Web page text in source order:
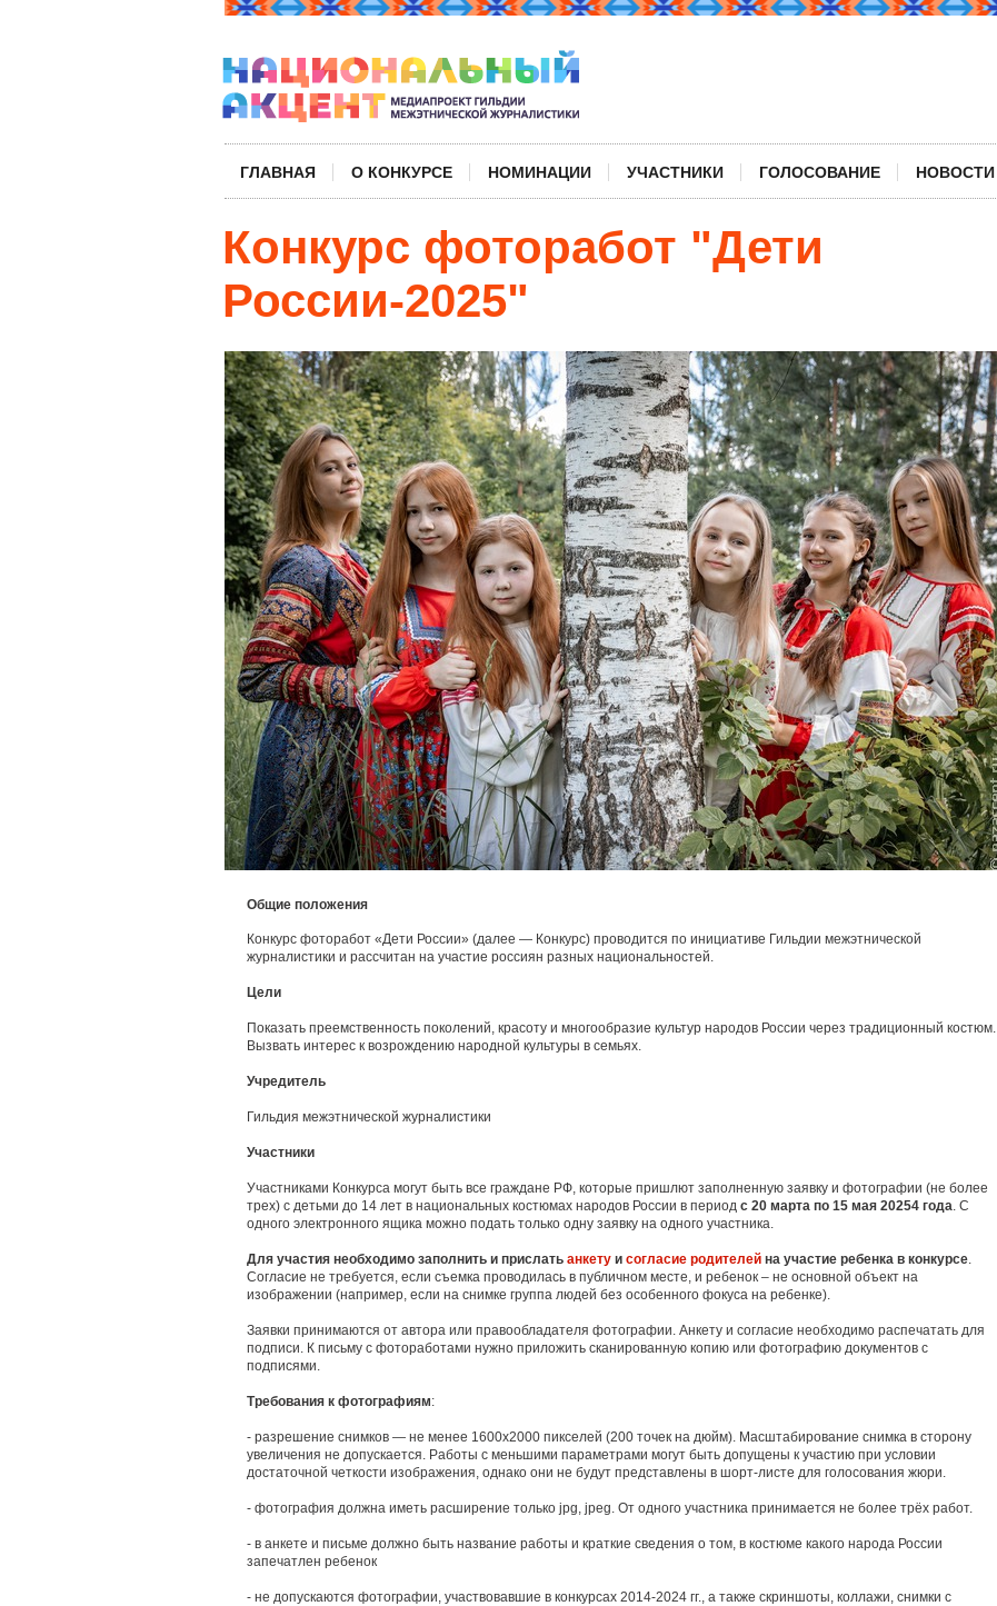
ГЛАВНАЯ О КОНКУРСЕ НОМИНАЦИИ УЧАСТНИКИ ГОЛОСОВАНИЕ НОВОСТИ
Конкурс фоторабот "Дети
России-2025"
Общие положения
Конкурс фоторабот «Дети России» (далее — Конкурс) проводится по инициативе Гильдии межэтнической
журналистики и рассчитан на участие россиян разных национальностей.
Цели
Показать преемственность поколений, красоту и многообразие культур народов России через традиционный костюм.
Вызвать интерес к возрождению народной культуры в семьях.
Учредитель
Гильдия межэтнической журналистики
Участники
Участниками Конкурса могут быть все граждане РФ, которые пришлют заполненную заявку и фотографии (не более
трех) с детьми до 14 лет в национальных костюмах народов России в период с 20 марта по 15 мая 20254 года. С
одного электронного ящика можно подать только одну заявку на одного участника.
Для участия необходимо заполнить и прислать анкету и согласие родителей на участие ребенка в конкурсе.
Согласие не требуется, если съемка проводилась в публичном месте, и ребенок – не основной объект на
изображении (например, если на снимке группа людей без особенного фокуса на ребенке).
Заявки принимаются от автора или правообладателя фотографии. Анкету и согласие необходимо распечатать для
подписи. К письму с фотоработами нужно приложить сканированную копию или фотографию документов с
подписями.
Требования к фотографиям:
- разрешение снимков — не менее 1600х2000 пикселей (200 точек на дюйм). Масштабирование снимка в сторону
увеличения не допускается. Работы с меньшими параметрами могут быть допущены к участию при условии
достаточной четкости изображения, однако они не будут представлены в шорт-листе для голосования жюри.
- фотография должна иметь расширение только jpg, jpeg. От одного участника принимается не более трёх работ.
- в анкете и письме должно быть название работы и краткие сведения о том, в костюме какого народа России
запечатлен ребенок
- не допускаются фотографии, участвовавшие в конкурсах 2014-2024 гг., а также скриншоты, коллажи, снимки с